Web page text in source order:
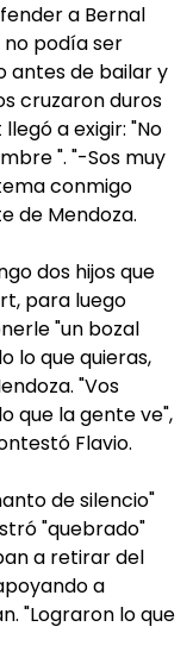
a Bernal
podía ser
antes de bailar y
cruzaron duros
a exigir: "No
". "-Sos muy
conmigo
de Mendoza.
dos hijos que
para luego
"un bozal
lo que quieras,
"Vos
que la gente ve",
Flavio.
de silencio"
"quebrado"
a retirar del
a
"Lograron lo que